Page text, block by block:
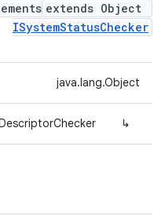
extends Object
ISystemStatusChecker
java.lang.Object
↳